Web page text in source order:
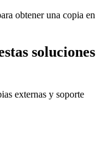
obtener una copia en
soluciones
externas y soporte